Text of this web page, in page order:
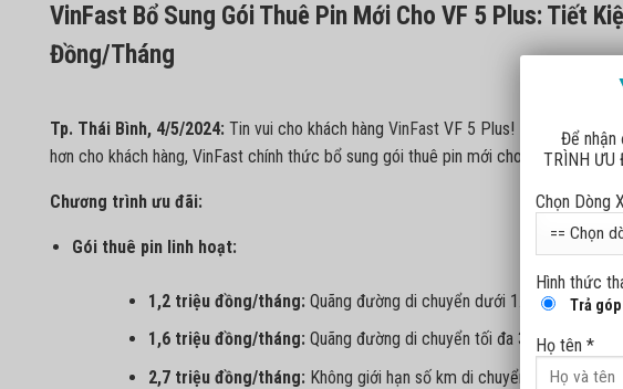
VinFast Bổ Sung Gói Thuê Pin Mới Cho VF 5 Plus: Tiết
Đồng/Tháng
Tp. Thái Bình, 4/5/2024:Tin vui cho khách hàng VinFastVF 5 Plus! Nhằm đáp
hơn cho khách hàng, VinFast chính thức bổ sung gói thuê pin mới cho VF 5 Plus
Chương trình ưu đãi:
Gói thuê pin linh hoạt:
1,2 triệu đồng/tháng: Quãng đường di chuyển dưới 1.500 km
1,6 triệu đồng/tháng: Quãng đường di chuyển tối đa 3.000 km
2,7 triệu đồng/tháng: Không giới hạn số km di chuyển
Để nhận
TRÌNH ƯU
Chọn Dòng
Hình thức
Trả góp
Họ tên *